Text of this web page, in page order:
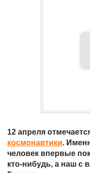
12 апреля
космонавтики.
человек впервые
кто-нибудь, а наш с